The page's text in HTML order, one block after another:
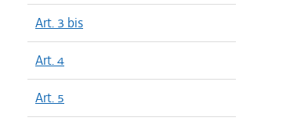
Art. 3 bis
Art. 4
Art. 5